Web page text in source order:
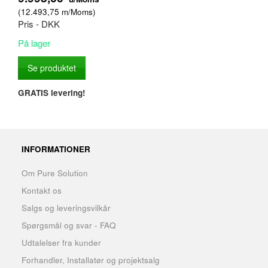
(12.493,75 m/Moms)
Pris - DKK
På lager
Se produktet
GRATIS levering!
INFORMATIONER
Om Pure Solution
Kontakt os
Salgs og leveringsvilkår
Spørgsmål og svar - FAQ
Udtalelser fra kunder
Forhandler, Installatør og projektsalg